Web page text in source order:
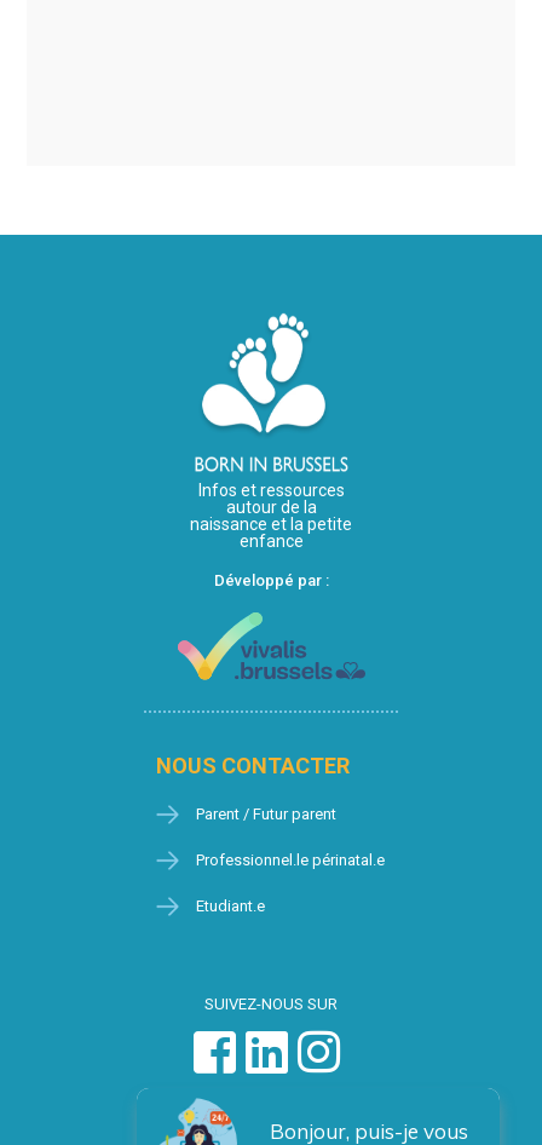
Infos et ressources
autour de la
naissance et la petite
enfance
Développé par :
NOUS CONTACTER
Parent / Futur parent
Professionnel.le périnatal.e
Etudiant.e
SUIVEZ-NOUS SUR
Bonjour, puis-je vous